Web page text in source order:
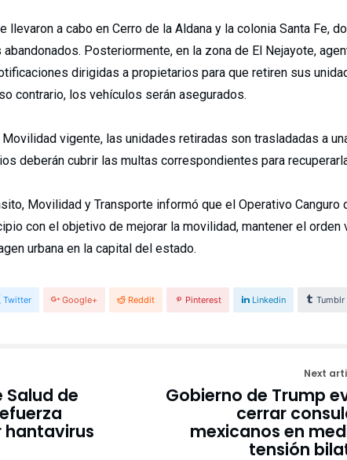
llevaron a cabo en Cerro de la Aldana y la colonia Santa Fe,
Posteriormente, en la zona de El Nejayote,
dirigidas a propietarios para que retiren sus
contrario, los vehículos serán asegurados.
vigente, las unidades retiradas son trasladadas a
deberán cubrir las multas correspondientes para
Movilidad y Transporte informó que el Operativo Canguro
con el objetivo de mejorar la movilidad, mantener el orden
urbana en la capital del estado.
Twitter Google+ Reddit Pinterest Linkedin Tumblr
de
hantavirus
Next
Gobierno de Trump
cerrar
mexicanos en
tensión